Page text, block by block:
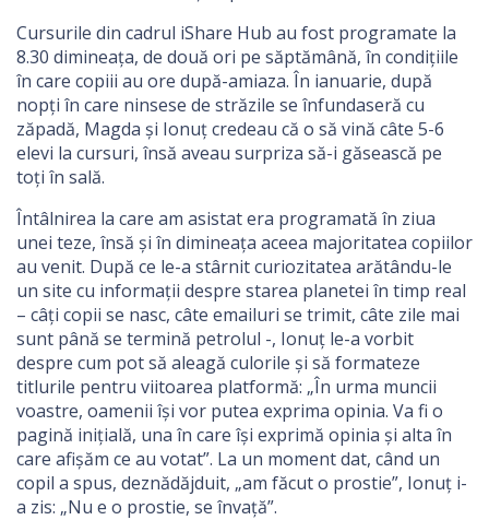
Cursurile din cadrul iShare Hub au fost programate la
8.30 dimineața, de două ori pe săptămână, în condițiile
în care copiii au ore după-amiaza. În ianuarie, după
nopți în care ninsese de străzile se înfundaseră cu
zăpadă, Magda și Ionuț credeau că o să vină câte 5-6
elevi la cursuri, însă aveau surpriza să-i găsească pe
toți în sală.
Întâlnirea la care am asistat era programată în ziua
unei teze, însă și în dimineața aceea majoritatea copiilor
au venit. După ce le-a stârnit curiozitatea arătându-le
un site cu informații despre starea planetei în timp real
– câți copii se nasc, câte emailuri se trimit, câte zile mai
sunt până se termină petrolul -, Ionuț le-a vorbit
despre cum pot să aleagă culorile și să formateze
titlurile pentru viitoarea platformă: „În urma muncii
voastre, oamenii își vor putea exprima opinia. Va fi o
pagină inițială, una în care își exprimă opinia și alta în
care afișăm ce au votat”. La un moment dat, când un
copil a spus, deznădăjduit, „am făcut o prostie”, Ionuț i-
a zis: „Nu e o prostie, se învață”.